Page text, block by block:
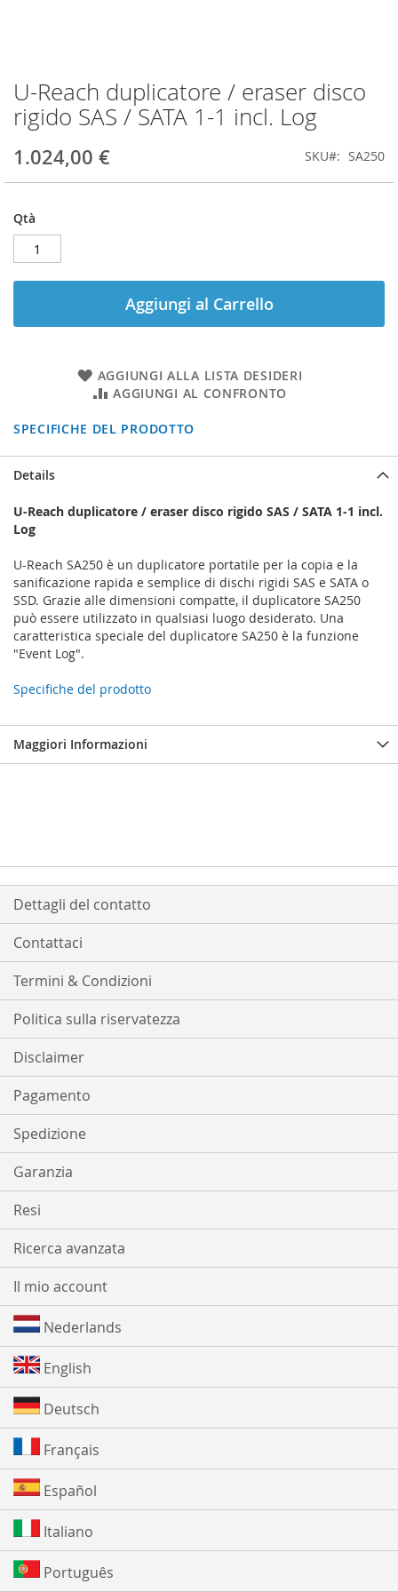
U-Reach duplicatore / eraser disco
rigido SAS / SATA 1-1 incl. Log
1.024,00 € SKU SA250
Qtà
Aggiungi al Carrello
AGGIUNGI ALLA LISTA DESIDERI
AGGIUNGI AL CONFRONTO
SPECIFICHE DEL PRODOTTO
Vai
all'inizio
della
di
Details
U-Reach duplicatore / eraser disco rigido SAS / SATA 1-1 incl.
Log
U-Reach SA250 è un duplicatore portatile per la copia e la
sanificazione rapida e semplice di dischi rigidi SAS e SATA o
SSD. Grazie alle dimensioni compatte, il duplicatore SA250
può essere utilizzato in qualsiasi luogo desiderato. Una
caratteristica speciale del duplicatore SA250 è la funzione
"Event Log".
Specifiche del prodotto
Maggiori Informazioni
Dettagli del contatto
Contattaci
Termini & Condizioni
Politica sulla riservatezza
Disclaimer
Pagamento
Spedizione
Garanzia
Resi
Ricerca avanzata
Il mio account
Nederlands
English
Deutsch
Français
Español
Italiano
Português